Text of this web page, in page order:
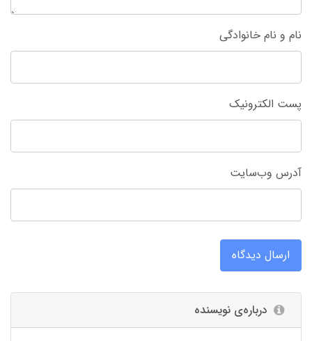
نام و نام خانوادگی
پست الکترونیک
آدرس وب‌سایت
ارسال دیدگاه
درباره‌ی نویسنده